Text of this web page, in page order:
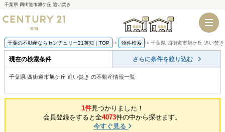
千葉県 四街道市旭ケ丘 追い焚き
千葉店 船橋店
千葉の不動産ならセンチュリー21英知｜TOP 物件検索 千葉県 四街道市旭ケ丘 追い焚
現在の検索条件 さらに条件を絞り込む
千葉県 四街道市旭ケ丘 追い焚き の不動産情報一覧
1件見つかりました！
会員登録をすると全4073件の中から探せます。
今すぐ見る